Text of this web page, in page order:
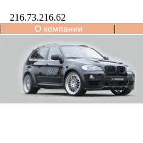
216.73.216.62
|
О компании |